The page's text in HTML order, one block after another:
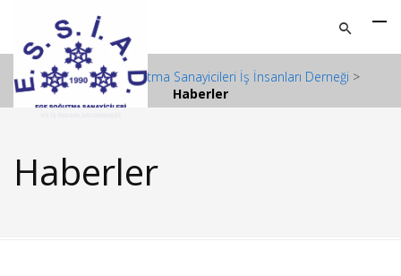
ESSİAD - Ege Soğutma Sanayicileri İş İnsanları Derneği >
Haberler
Haberler